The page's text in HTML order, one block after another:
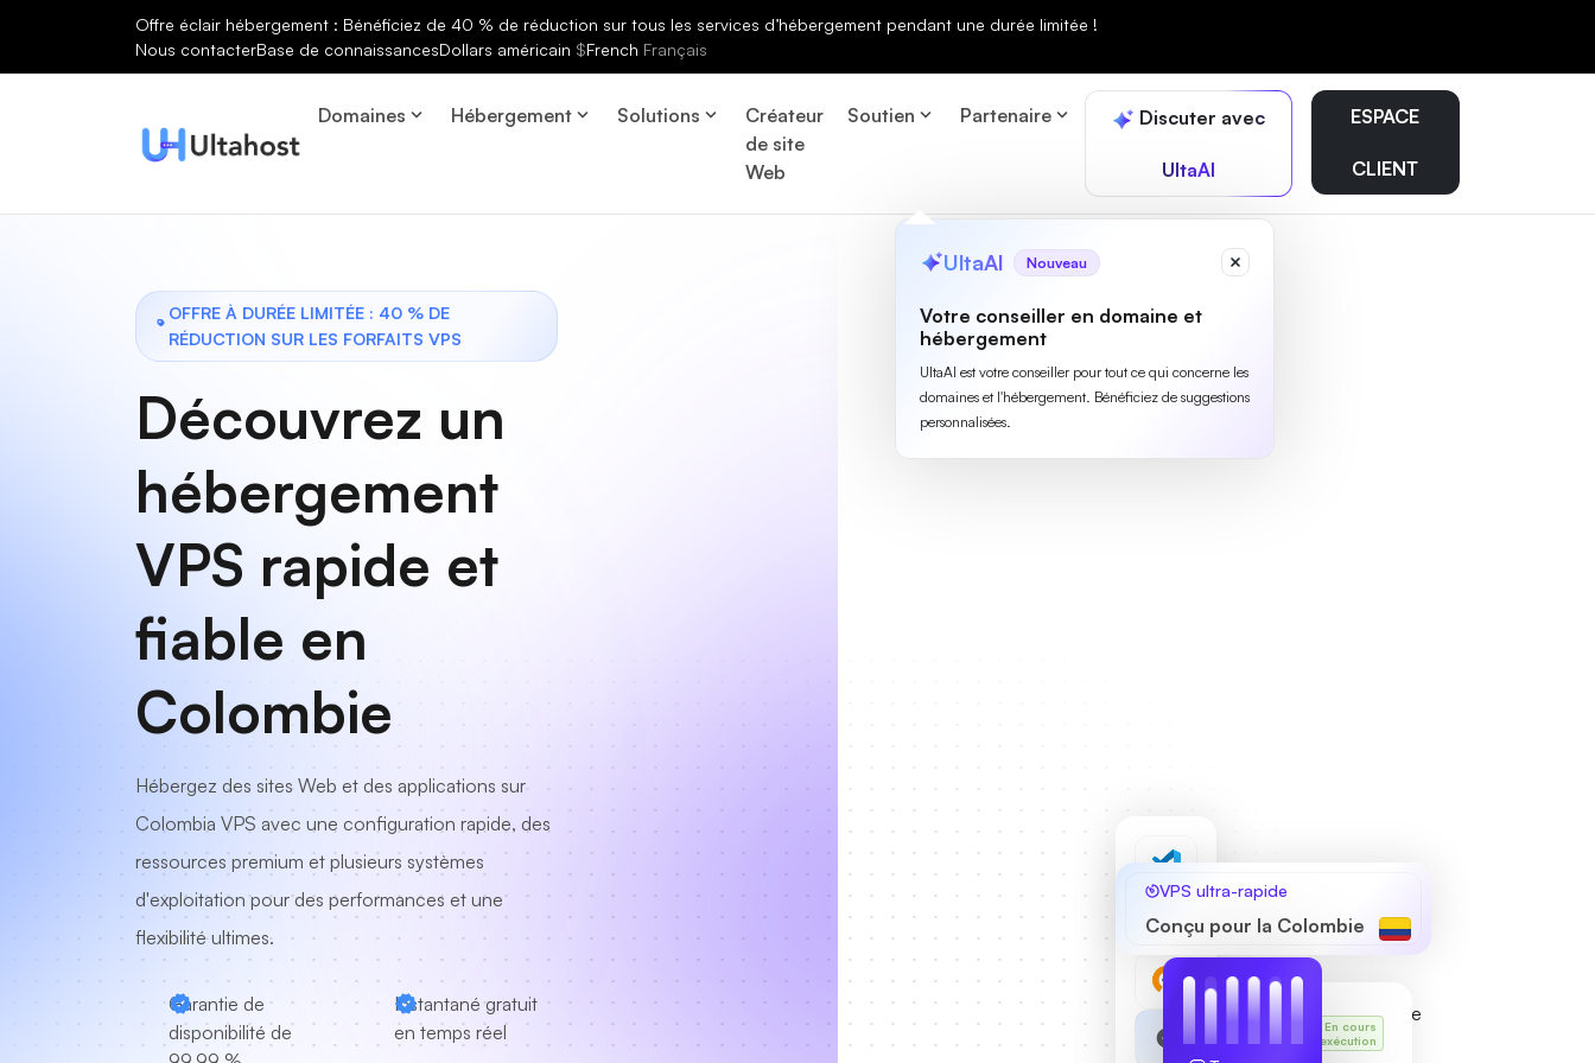
Offre éclair hébergement : Bénéficiez de 40 % de réduction sur tous les services d’hébergement pendant une durée limitée !
Nous contacterBase de connaissancesDollars américain $French Français
Domaines Hébergement Solutions
Créateur
de site
Web
Soutien Partenaire Discuter avec
UltaAI
UltaAI Nouveau
Votre conseiller en domaine et
hébergement
UltaAI est votre conseiller pour tout ce qui concerne les
domaines et l'hébergement. Bénéficiez de suggestions
personnalisées.
ESPACE
CLIENT
OFFRE À DURÉE LIMITÉE : 40 % DE
RÉDUCTION SUR LES FORFAITS VPS
Découvrez un
hébergement
VPS rapide et
fiable en
Colombie
Hébergez des sites Web et des applications sur
Colombia VPS avec une configuration rapide, des
ressources premium et plusieurs systèmes
d'exploitation pour des performances et une
flexibilité ultimes.
Garantie de
disponibilité de
Instantané gratuit
en temps réel
Le VPS
de Karl
En cours
d'exécution
VPS ultra-rapide
Conçu pour la Colombie